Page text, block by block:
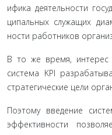
ифика деятельности
ципальных служащих
ности работников
В то же время, интерес
система KPI
стратегические цели
Поэтому введение
эффективности